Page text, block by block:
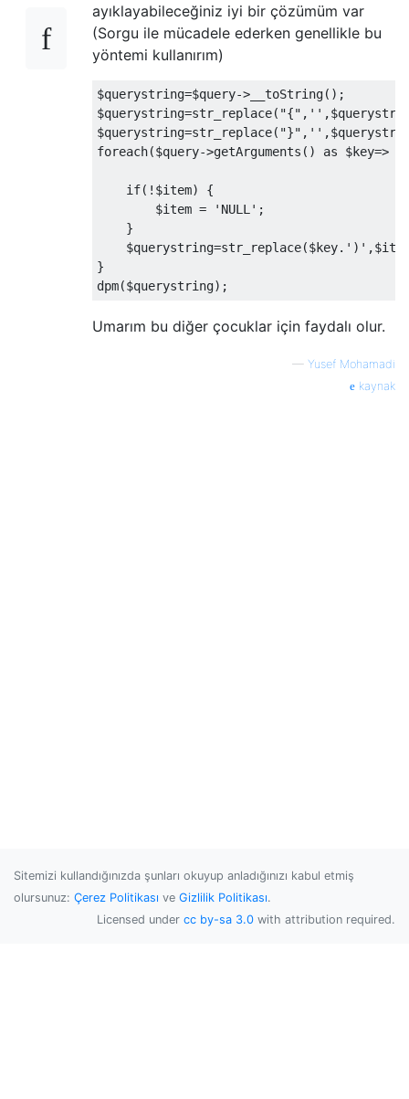
ayıklayabileceğiniz iyi bir çözümüm var
(Sorgu ile mücadele ederken genellikle bu
yöntemi kullanırım)
$querystring=$query-> __toString();
$querystring=str_replace( "{" , '' ,
$querystring=str_replace( "}" , '' ,
foreach($query->getArguments () as $key=>
if(! $item)
{
        $item
= 'NULL' ;
}
    $querystring
=str_replace($key. ')' ,
}
dpm($querystring);
Umarım bu diğer çocuklar için faydalı olur.
— Yusef Mohamadi
kaynak
Sitemizi kullandığınızda şunları okuyup anladığınızı kabul etmiş
olursunuz: Çerez Politikası ve Gizlilik Politikası.
Licensed under cc by-sa 3.0 with attribution required.